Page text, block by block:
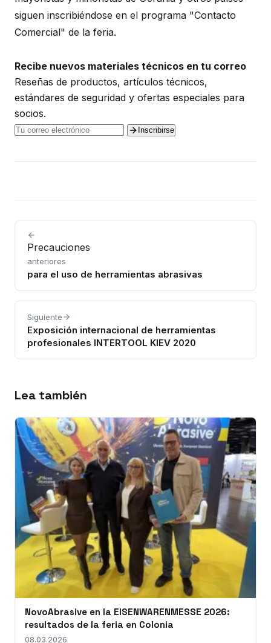
siguen inscribiéndose en el programa "Contacto
Comercial" de la feria.
Recibe nuevos materiales técnicos en tu correo
Reseñas de productos, artículos técnicos,
estándares de seguridad y ofertas especiales para
socios.
Inscribirse
Precauciones
anteriores
para el uso de herramientas abrasivas
Siguiente
Exposición internacional de herramientas
profesionales INTERTOOL KIEV 2020
Lea también
NovoAbrasive en la EISENWARENMESSE 2026:
resultados de la feria en Colonia
08.03.2026